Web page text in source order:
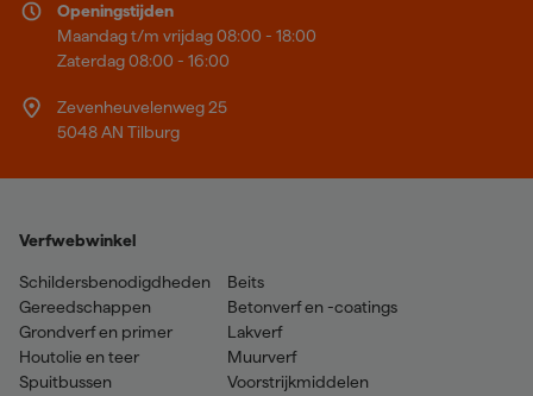
Openingstijden
Maandag t/m vrijdag 08:00 - 18:00
Zaterdag 08:00 - 16:00
Zevenheuvelenweg 25
5048 AN Tilburg
Verfwebwinkel
Schildersbenodigdheden
Gereedschappen
Grondverf en primer
Houtolie en teer
Spuitbussen
Beits
Betonverf en -coatings
Lakverf
Muurverf
Voorstrijkmiddelen